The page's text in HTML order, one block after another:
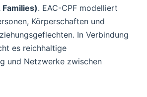
. EAC-CPF modelliert
Körperschaften und
In Verbindung
es reichhaltige
und Netzwerke zwischen